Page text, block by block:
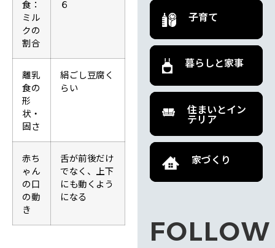
食：
ミル
クの
割合
６
離乳
食の
形
状・
固さ
絹ごし豆腐く
らい
赤ち
ゃん
の口
の動
き
舌が前後だけ
でなく、上下
にも動くよう
になる
子育て
暮らしと家事
住まいとイン
テリア
家づくり
FOLLOW